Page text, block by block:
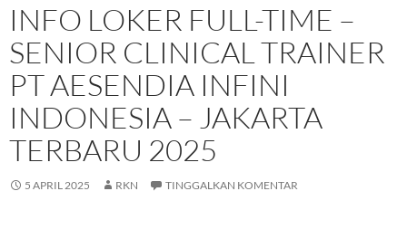
INFO LOKER FULL-TIME –
SENIOR CLINICAL TRAINER
PT AESENDIA INFINI
INDONESIA – JAKARTA
TERBARU 2025
5 APRIL 2025 RKN TINGGALKAN KOMENTAR